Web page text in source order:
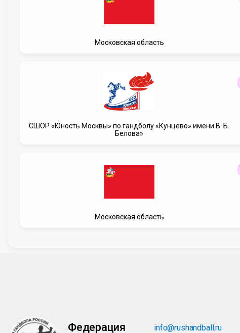
Московская область
CШОР «Юность Москвы» по гандболу «Кунцево» имени В. Б.
Белова»
Московская область
Федерация
info@rushandball.ru